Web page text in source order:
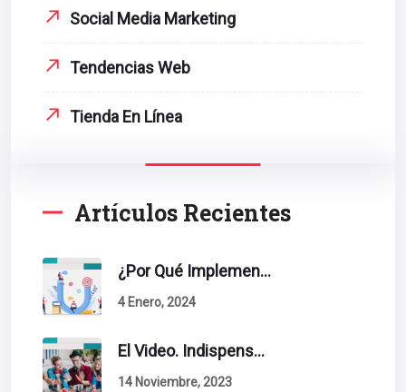
Social Media Marketing
Tendencias Web
Tienda En Línea
Artículos Recientes
¿Por Qué Implementar La Metodología Inbound Marketing En Tu Empresa?
4 Enero, 2024
El Video. Indispensable En Tu Estrategia De Contenidos.
14 Noviembre, 2023